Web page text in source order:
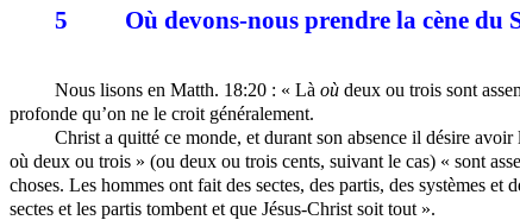
5 Où devons-nous prendre la cène du
Nous lisons en Matth. 18:20 : « Là oùdeux ou trois sont
profonde qu’on ne le croit généralement.
Christ a quitté ce monde, et durant son absence il désire
où deux ou trois » (ou deux ou trois cents, suivant le cas) « sont
choses. Les hommes ont fait des sectes, des partis, des systèmes
sectes et les partis tombent et que Jésus-Christ soit tout ».